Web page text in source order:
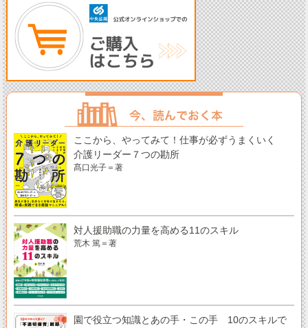
ここから、やってみて！仕事が必ずうまくいく
介護リーダー７つの勘所
髙口光子＝著
対人援助職の力量を高める11のスキル
荒木 篤＝著
園で役立つ知識とあの手・この手 10のスキルで